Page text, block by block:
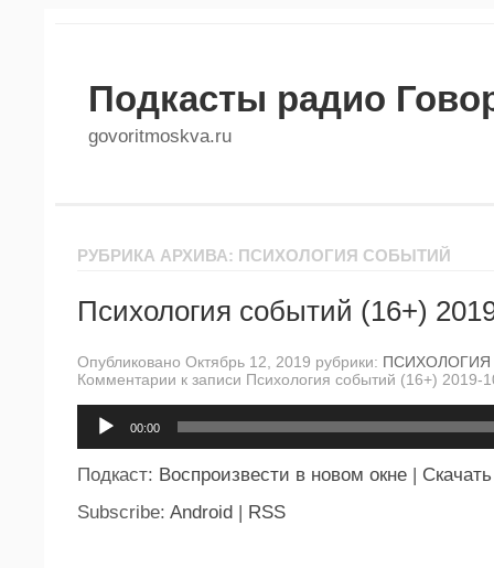
Подкасты радио
govoritmoskva.ru
РУБРИКА АРХИВА: ПСИХОЛОГИЯ СОБЫТИЙ
Психология событий (16+)
Опубликовано Октябрь 12, 2019 рубрики:
Комментарии к записи Психология событий (16+) 2019-
00:00
Подкаст: Воспроизвести в новом окне | Скачать
Subscribe: Android | RSS